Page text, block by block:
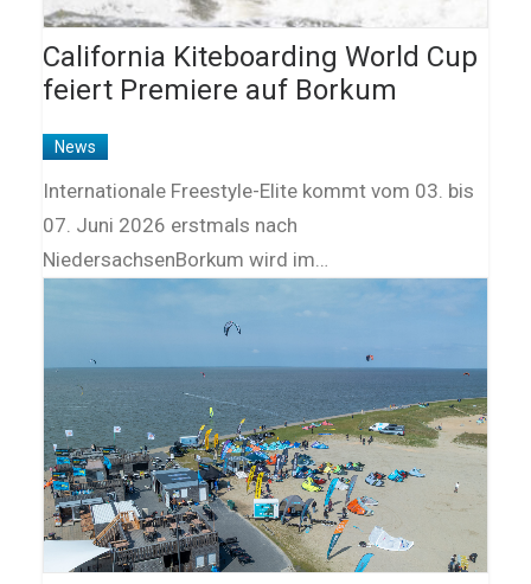
California Kiteboarding World Cup
feiert Premiere auf Borkum
News
Internationale Freestyle-Elite kommt vom 03. bis
07. Juni 2026 erstmals nach
NiedersachsenBorkum wird im…